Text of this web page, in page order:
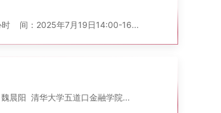
时 间：2025年7月19日14:00-16...
晨阳 清华大学五道口金融学院...